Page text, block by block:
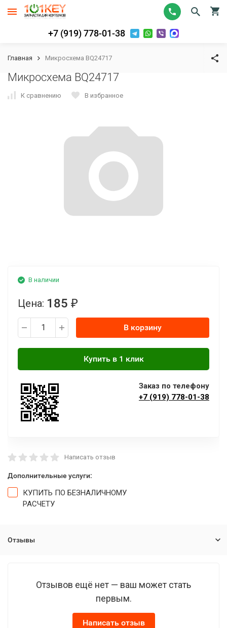
+7 (919) 778-01-38
Главная Микросхема BQ24717
Микросхема BQ24717
К сравнению В избранное
В наличии
Цена: 185 ₽
В корзину
Заказ по телефону
+7 (919) 778-01-38
Написать отзыв
Дополнительные услуги:
КУПИТЬ ПО БЕЗНАЛИЧНОМУ
РАСЧЕТУ
Отзывы
Отзывов ещё нет — ваш может стать
первым.
Написать отзыв